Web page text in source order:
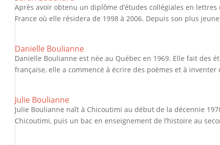
Après avoir obtenu un diplôme d’études collégiales en
France où elle résidera de 1998 à 2006. Depuis son plus
Danielle Boulianne
Danielle Boulianne est née au Québec en 1969. Elle fait
française, elle a commencé à écrire des poèmes et à
Julie Boulianne
Julie Boulianne naît à Chicoutimi au début de la décennie
Chicoutimi, puis un bac en enseignement de l’histoire au